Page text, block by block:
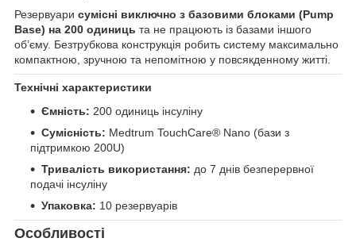
Резервуари сумісні виключно з базовими блоками (Pump
Base) на 200 одиниць та не працюють із базами іншого
об’єму. Безтрубкова конструкція робить систему максимально
компактною, зручною та непомітною у повсякденному житті.
Технічні характеристики
Ємність: 200 одиниць інсуліну
Сумісність: Medtrum TouchCare® Nano (бази з
підтримкою 200U)
Тривалість використання: до 7 днів безперервної
подачі інсуліну
Упаковка: 10 резервуарів
Особливості